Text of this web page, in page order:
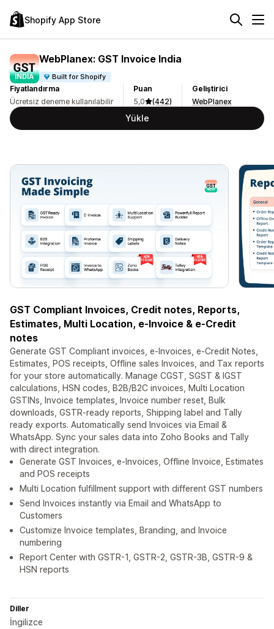
Shopify App Store
WebPlanex: GST Invoice India
Built for Shopify
Fiyatlandırma
Ücretsiz deneme kullanılabilir
Puan
5,0
(442)
Geliştirici
WebPlanex
Yükle
GST Compliant Invoices, Credit notes, Reports,
Estimates, Multi Location, e-Invoice & e-Credit
notes
Generate GST Compliant invoices, e-Invoices, e-Credit Notes,
Estimates, POS receipts, Offline sales Invoices, and Tax reports
for your store automatically. Manage CGST, SGST & IGST
calculations, HSN codes, B2B/B2C invoices, Multi Location
GSTINs, Invoice templates, Invoice number reset, Bulk
downloads, GSTR-ready reports, Shipping label and Tally
ready exports. Automatically send Invoices via Email &
WhatsApp. Sync your sales data into Zoho Books and Tally
with direct integration.
Generate GST Invoices, e-Invoices, Offline Invoice, Estimates
and POS receipts
Multi Location fulfillment support with different GST numbers
Send Invoices instantly via Email and WhatsApp to
Customers
Customize Invoice templates, Branding, and Invoice
numbering
Report Center with GSTR-1, GSTR-2, GSTR-3B, GSTR-9 &
HSN reports
Diller
İngilizce